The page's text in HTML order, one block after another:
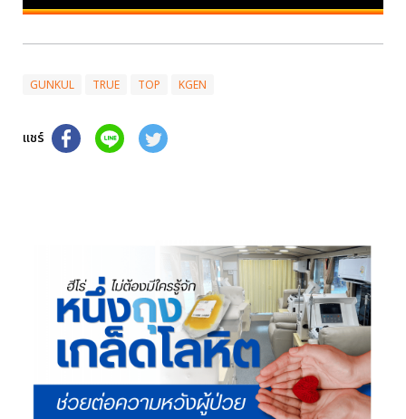
GUNKUL TRUE TOP KGEN
แชร์